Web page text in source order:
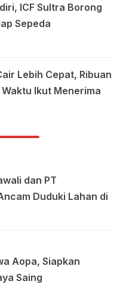
ICF Sultra Borong
Sepeda
Lebih Cepat, Ribuan
Waktu Ikut Menerima
dan PT
Duduki Lahan di
Aopa, Siapkan
Saing